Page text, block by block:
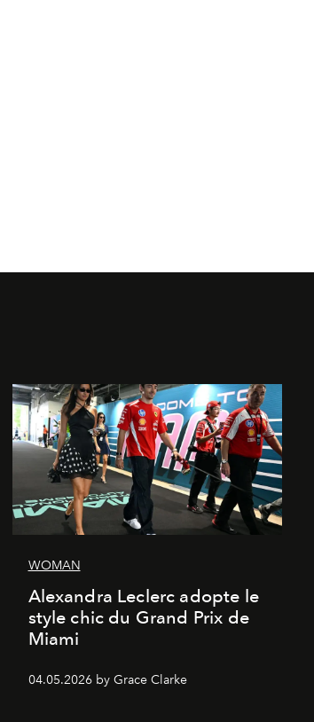
WOMAN
Alexandra Leclerc adopte le
style chic du Grand Prix de
Miami
04.05.2026 by Grace Clarke